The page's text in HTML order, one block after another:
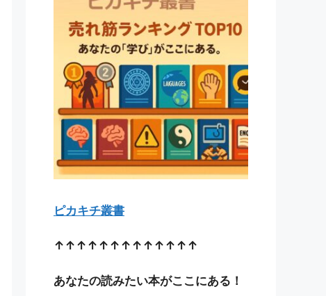
ピカキチ叢書
↑↑↑↑↑↑↑↑↑↑↑↑↑
あなたの読みたい本がここにある！